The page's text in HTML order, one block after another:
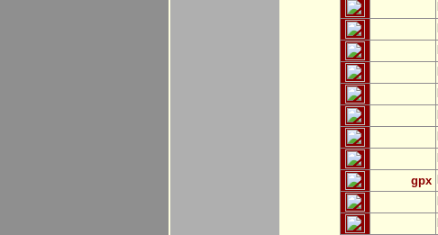
gpx